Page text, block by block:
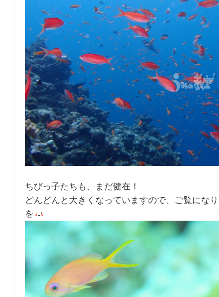
ちびっ子たちも、まだ健在！
どんどんと大きくなっていますので、ご覧にな
を